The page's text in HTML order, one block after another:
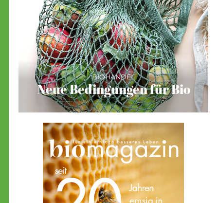
BIOHANDEL
Neue Bedingungen für Bio